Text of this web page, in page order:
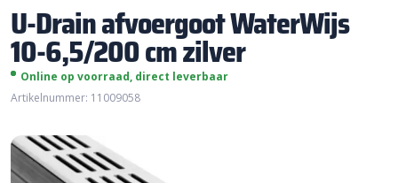
U-Drain afvoergoot WaterWijs
10-6,5/200 cm zilver
Online op voorraad, direct leverbaar
Artikelnummer: 11009058